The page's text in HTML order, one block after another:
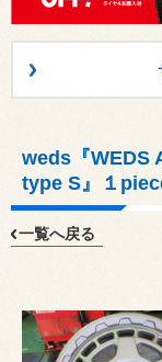
weds『WEDS
type S』１
一覧へ戻る